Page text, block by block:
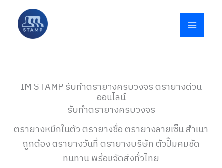
content
IM STAMP รับทำตรายางครบวงจร ตรายางด่วน
ออนไลน์
รับทำตรายางครบวงจร
ตรายางหมึกในตัว ตรายางชื่อ ตรายางลายเซ็น สำเนา
ถูกต้อง ตรายางวันที่ ตรายางบริษัท ตัวปั๊มคมชัด
ทนทาน พร้อมจัดส่งทั่วไทย